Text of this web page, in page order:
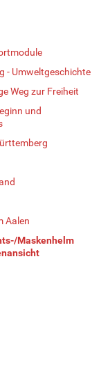
- Umweltgeschichte
Weg zur Freiheit
und
Aalen
Maskenhelm